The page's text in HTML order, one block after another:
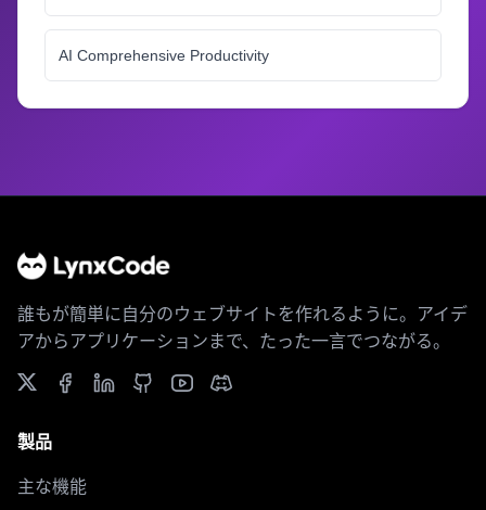
AI Comprehensive Productivity
誰もが簡単に自分のウェブサイトを作れるように。アイデ
アからアプリケーションまで、たった一言でつながる。
製品
主な機能